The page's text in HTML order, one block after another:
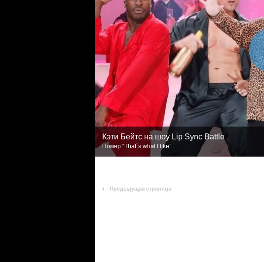
Кэти Бейтс на шоу Lip Sync Battle
Номер “That`s what I like”
Предыдущая страница